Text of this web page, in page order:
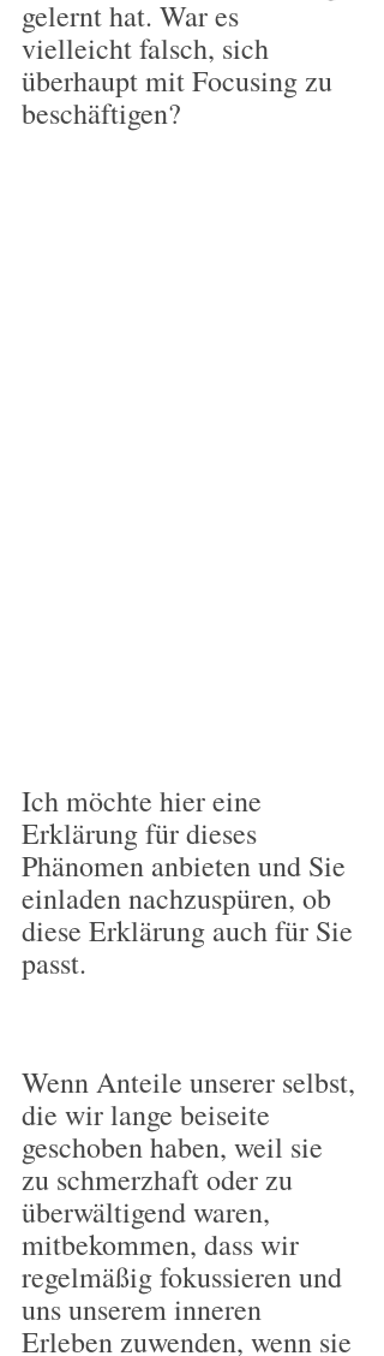
gelernt hat. War es
vielleicht falsch, sich
überhaupt mit Focusing zu
beschäftigen?
Ich möchte hier eine
Erklärung für dieses
Phänomen anbieten und Sie
einladen nachzuspüren, ob
diese Erklärung auch für Sie
passt.
Wenn Anteile unserer selbst,
die wir lange beiseite
geschoben haben, weil sie
zu schmerzhaft oder zu
überwältigend waren,
mitbekommen, dass wir
regelmäßig fokussieren und
uns unserem inneren
Erleben zuwenden, wenn sie